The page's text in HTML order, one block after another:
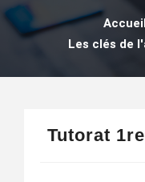
Les clés de
Tutorat